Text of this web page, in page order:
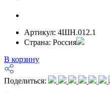
Артикул: 4ШН.012.1
Страна: Россия
В корзину
Поделиться: